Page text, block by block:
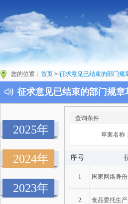
您的位置： 首页 > 征求意见已结束的部门规
征求意见已结束的部门规章
2025年
2024年
2023年
查询条件
草案名称：
序号
1 国家网络身
2 食品委托生